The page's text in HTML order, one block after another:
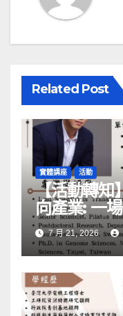
Related Post
實體講座 活動
【活動轉知
向產業: ⼀
旅程」
7 月 21, 2026